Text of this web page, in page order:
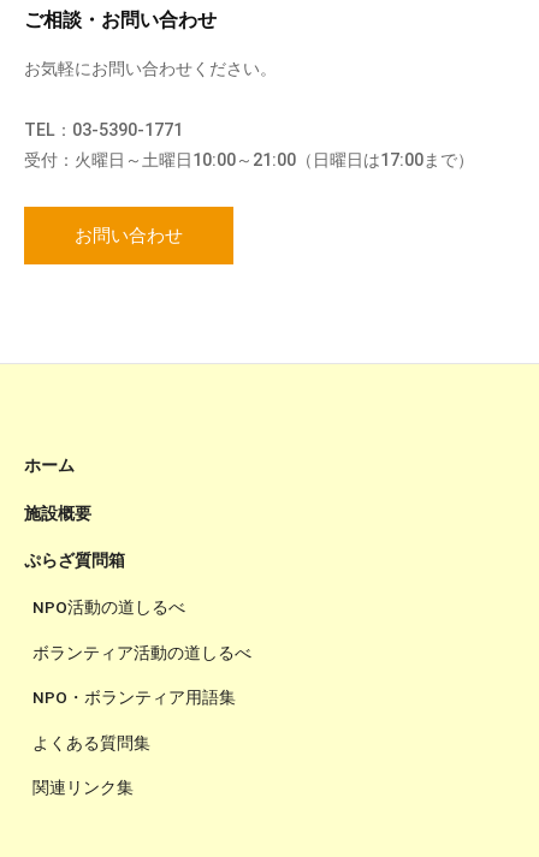
ご相談・お問い合わせ
お気軽にお問い合わせください。
TEL：03-5390-1771
受付：火曜日～土曜日10:00～21:00（日曜日は17:00まで）
お問い合わせ
ホーム
施設概要
ぷらざ質問箱
NPO活動の道しるべ
ボランティア活動の道しるべ
NPO・ボランティア用語集
よくある質問集
関連リンク集